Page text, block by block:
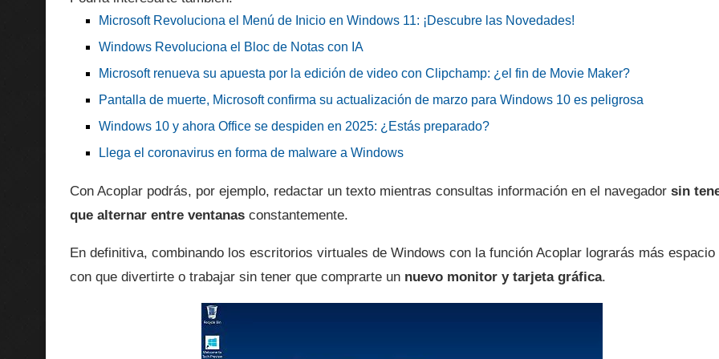
Microsoft Revoluciona el Menú de Inicio en Windows 11: ¡Descubre las Novedades!
Windows Revoluciona el Bloc de Notas con IA
Microsoft renueva su apuesta por la edición de video con Clipchamp: ¿el fin de Movie Maker?
Pantalla de muerte, Microsoft confirma su actualización de marzo para Windows 10 es peligrosa
Windows 10 y ahora Office se despiden en 2025: ¿Estás preparado?
Llega el coronavirus en forma de malware a Windows
Con Acoplar podrás, por ejemplo, redactar un texto mientras consultas información en el navegador sin
que alternar entre ventanas constantemente.
En definitiva, combinando los escritorios virtuales de Windows con la función Acoplar lograrás más espacio
con que divertirte o trabajar sin tener que comprarte un nuevo monitor y tarjeta gráfica.